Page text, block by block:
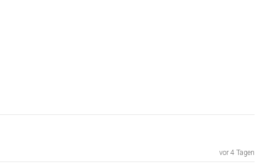
vor 4 Tagen